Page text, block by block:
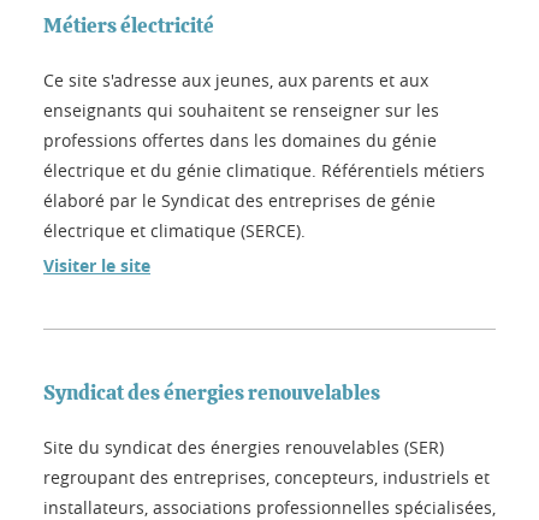
Métiers électricité
Ce site s'adresse aux jeunes, aux parents et aux
enseignants qui souhaitent se renseigner sur les
professions offertes dans les domaines du génie
électrique et du génie climatique. Référentiels métiers
élaboré par le Syndicat des entreprises de génie
électrique et climatique (SERCE).
Visiter le site
Syndicat des énergies renouvelables
Site du syndicat des énergies renouvelables (SER)
regroupant des entreprises, concepteurs, industriels et
installateurs, associations professionnelles spécialisées,